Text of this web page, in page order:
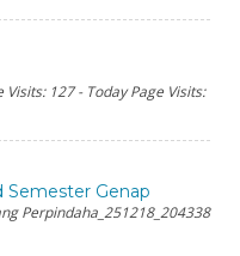
127 - Today Page Visits:
Semester Genap
Perpindaha_251218_204338